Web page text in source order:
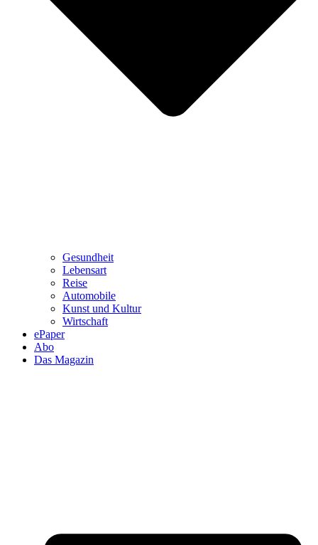
Gesundheit
Lebensart
Reise
Automobile
Kunst und Kultur
Wirtschaft
ePaper
Abo
Das Magazin